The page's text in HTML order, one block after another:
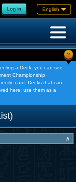
Log in English
?
a Deck, you can see
Championship
card. Decks that can
here; use them as a
∧